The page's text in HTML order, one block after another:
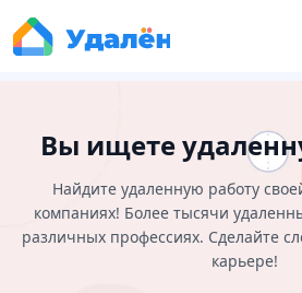
Вы ищете
Найдите удаленную работу
компаниях! Более тысячи
различных профессиях. Сделайте
карьере!